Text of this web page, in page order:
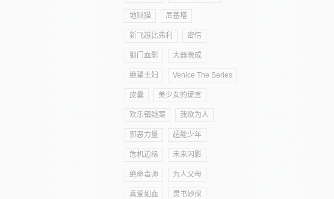
地狱猫 尼基塔
新飞越比弗利 密情
狼门血影 大器晚成
绝望主妇 Venice The Series
皮囊 美少女的谎言
欢乐镇疑案 我欲为人
邪恶力量 超能少年
危机边缘 未来闪影
绝命毒师 为人父母
真爱如血 灵书妙探